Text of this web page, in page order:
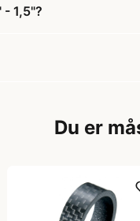
1,5"?
Du er